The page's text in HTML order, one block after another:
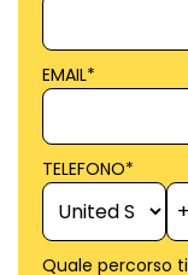
EMAIL*
TELEFONO*
Quale percorso